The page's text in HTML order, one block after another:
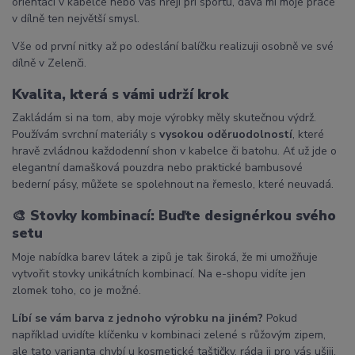
v dílně ten největší smysl.
Vše od první nitky až po odeslání balíčku realizuji osobně ve své
dílně v Zelenči.
Kvalita, která s vámi udrží krok
Zakládám si na tom, aby moje výrobky měly skutečnou výdrž.
Používám svrchní materiály s vysokou oděruodolností, které
hravě zvládnou každodenní shon v kabelce či batohu. Ať už jde o
elegantní damašková pouzdra nebo praktické bambusové
bederní pásy, můžete se spolehnout na řemeslo, které neuvadá.
🎨 Stovky kombinací: Buďte designérkou svého
setu
Moje nabídka barev látek a zipů je tak široká, že mi umožňuje
vytvořit stovky unikátních kombinací. Na e-shopu vidíte jen
zlomek toho, co je možné.
Líbí se vám barva z jednoho výrobku na jiném? Pokud
například uvidíte klíčenku v kombinaci zelené s růžovým zipem,
ale tato varianta chybí u kosmetické taštičky, ráda ji pro vás ušiji.